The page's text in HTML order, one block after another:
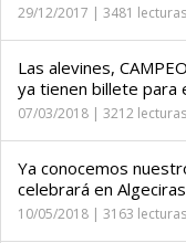
29/12/2017 | 3481 lecturas
Las alevines,
ya tienen billete para
07/03/2018 | 3212 lecturas
Ya conocemos
celebrará en
10/05/2018 | 3163 lecturas